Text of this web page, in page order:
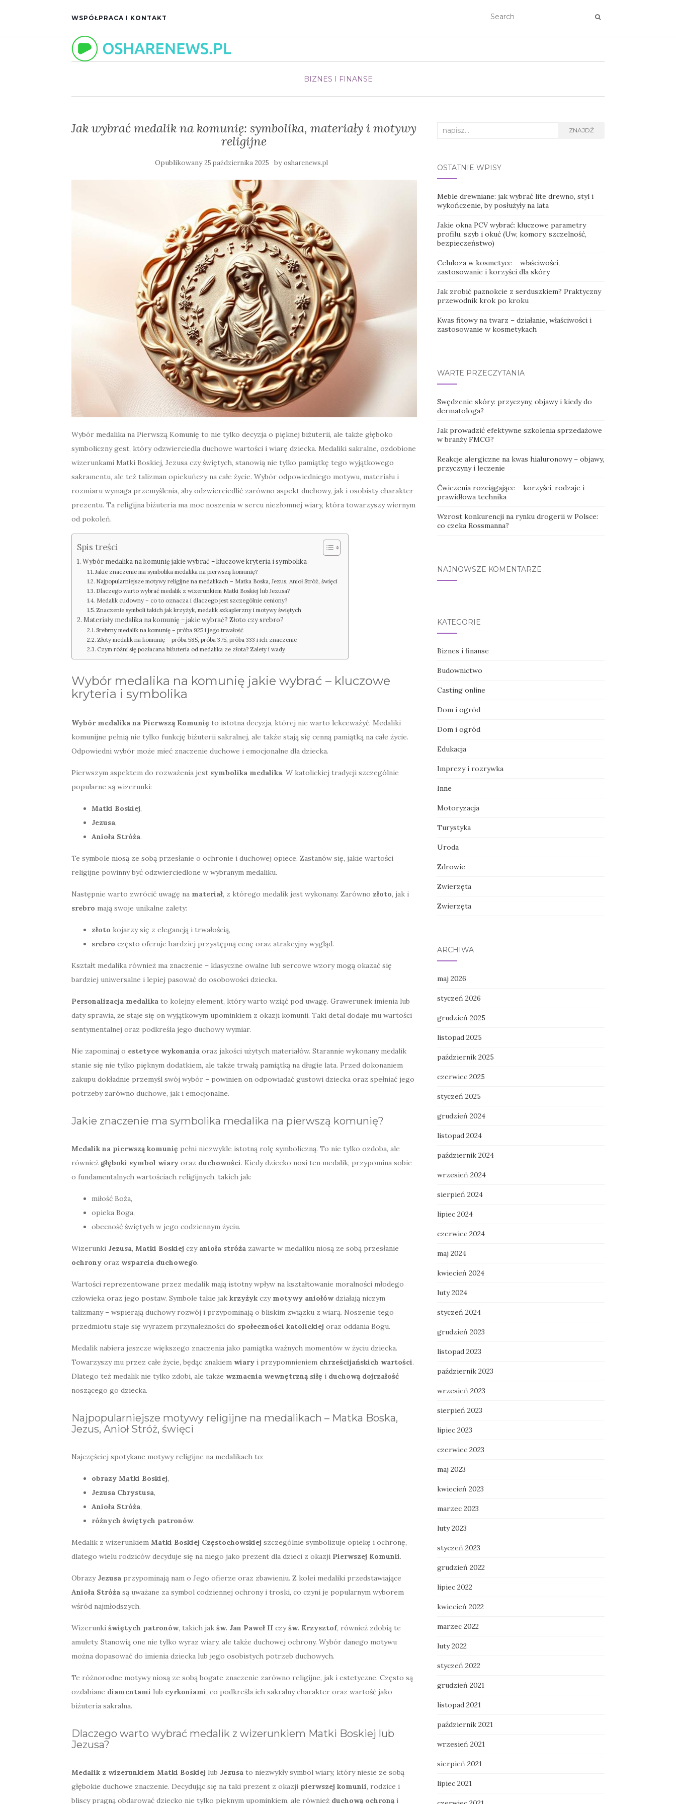
WSPÓŁPRACA I KONTAKT
BIZNES I FINANSE
Jak wybrać medalik na komunię: symbolika, materiały i motywy
religijne
Opublikowany25 października 2025 byosharenews.pl
Wybór medalika na Pierwszą Komunię to nie tylko decyzja o pięknej biżuterii, ale także głęboko
symboliczny gest, który odzwierciedla duchowe wartości i wiarę dziecka. Medaliki sakralne, ozdobione
wizerunkami Matki Boskiej, Jezusa czy świętych, stanowią nie tylko pamiątkę tego wyjątkowego
sakramentu, ale też talizman opiekuńczy na całe życie. Wybór odpowiedniego motywu, materiału i
rozmiaru wymaga przemyślenia, aby odzwierciedlić zarówno aspekt duchowy, jak i osobisty charakter
prezentu. Ta religijna biżuteria ma moc noszenia w sercu niezłomnej wiary, która towarzyszy wiernym
od pokoleń.
Spis treści
Wybór medalika na komunię jakie wybrać – kluczowe kryteria i symbolika
Jakie znaczenie ma symbolika medalika na pierwszą komunię?
Najpopularniejsze motywy religijne na medalikach – Matka Boska, Jezus, Anioł Stróż, święci
Dlaczego warto wybrać medalik z wizerunkiem Matki Boskiej lub Jezusa?
Medalik cudowny – co to oznacza i dlaczego jest szczególnie ceniony?
Znaczenie symboli takich jak krzyżyk, medalik szkaplerzny i motywy świętych
Materiały medalika na komunię – jakie wybrać? Złoto czy srebro?
Srebrny medalik na komunię – próba 925 i jego trwałość
Złoty medalik na komunię – próba 585, próba 375, próba 333 i ich znaczenie
Czym różni się pozłacana biżuteria od medalika ze złota? Zalety i wady
Wybór medalika na komunię jakie wybrać – kluczowe
kryteria i symbolika
Wybór medalika na Pierwszą Komunię to istotna decyzja, której nie warto lekceważyć. Medaliki
komunijne pełnią nie tylko funkcję biżuterii sakralnej, ale także stają się cenną pamiątką na całe życie.
Odpowiedni wybór może mieć znaczenie duchowe i emocjonalne dla dziecka.
Pierwszym aspektem do rozważenia jest symbolika medalika. W katolickiej tradycji szczególnie
popularne są wizerunki:
Matki Boskiej,
Jezusa,
Anioła Stróża.
Te symbole niosą ze sobą przesłanie o ochronie i duchowej opiece. Zastanów się, jakie wartości
religijne powinny być odzwierciedlone w wybranym medaliku.
Następnie warto zwrócić uwagę na materiał, z którego medalik jest wykonany. Zarówno złoto, jak i
srebro mają swoje unikalne zalety:
złoto kojarzy się z elegancją i trwałością,
srebro często oferuje bardziej przystępną cenę oraz atrakcyjny wygląd.
Kształt medalika również ma znaczenie – klasyczne owalne lub sercowe wzory mogą okazać się
bardziej uniwersalne i lepiej pasować do osobowości dziecka.
Personalizacja medalika to kolejny element, który warto wziąć pod uwagę. Grawerunek imienia lub
daty sprawia, że staje się on wyjątkowym upominkiem z okazji komunii. Taki detal dodaje mu wartości
sentymentalnej oraz podkreśla jego duchowy wymiar.
Nie zapominaj o estetyce wykonania oraz jakości użytych materiałów. Starannie wykonany medalik
stanie się nie tylko pięknym dodatkiem, ale także trwałą pamiątką na długie lata. Przed dokonaniem
zakupu dokładnie przemyśl swój wybór – powinien on odpowiadać gustowi dziecka oraz spełniać jego
potrzeby zarówno duchowe, jak i emocjonalne.
Jakie znaczenie ma symbolika medalika na pierwszą komunię?
Medalik na pierwszą komunię pełni niezwykle istotną rolę symboliczną. To nie tylko ozdoba, ale
również głęboki symbol wiary oraz duchowości. Kiedy dziecko nosi ten medalik, przypomina sobie
o fundamentalnych wartościach religijnych, takich jak:
miłość Boża,
opieka Boga,
obecność świętych w jego codziennym życiu.
Wizerunki Jezusa, Matki Boskiej czy anioła stróża zawarte w medaliku niosą ze sobą przesłanie
ochrony oraz wsparcia duchowego.
Wartości reprezentowane przez medalik mają istotny wpływ na kształtowanie moralności młodego
człowieka oraz jego postaw. Symbole takie jak krzyżyk czy motywy aniołów działają niczym
talizmany – wspierają duchowy rozwój i przypominają o bliskim związku z wiarą. Noszenie tego
przedmiotu staje się wyrazem przynależności do społeczności katolickiej oraz oddania Bogu.
Medalik nabiera jeszcze większego znaczenia jako pamiątka ważnych momentów w życiu dziecka.
Towarzyszy mu przez całe życie, będąc znakiem wiary i przypomnieniem chrześcijańskich wartości.
Dlatego też medalik nie tylko zdobi, ale także wzmacnia wewnętrzną siłę i duchową dojrzałość
noszącego go dziecka.
Najpopularniejsze motywy religijne na medalikach – Matka Boska,
Jezus, Anioł Stróż, święci
Najczęściej spotykane motywy religijne na medalikach to:
obrazy Matki Boskiej,
Jezusa Chrystusa,
Anioła Stróża,
różnych świętych patronów.
Medalik z wizerunkiem Matki Boskiej Częstochowskiej szczególnie symbolizuje opiekę i ochronę,
dlatego wielu rodziców decyduje się na niego jako prezent dla dzieci z okazji Pierwszej Komunii.
Obrazy Jezusa przypominają nam o Jego ofierze oraz zbawieniu. Z kolei medaliki przedstawiające
Anioła Stróża są uważane za symbol codziennej ochrony i troski, co czyni je popularnym wyborem
wśród najmłodszych.
Wizerunki świętych patronów, takich jak św. Jan Paweł II czyśw. Krzysztof, również zdobią te
amulety. Stanowią one nie tylko wyraz wiary, ale także duchowej ochrony. Wybór danego motywu
można dopasować do imienia dziecka lub jego osobistych potrzeb duchowych.
Te różnorodne motywy niosą ze sobą bogate znaczenie zarówno religijne, jak i estetyczne. Często są
ozdabiane diamentami lub cyrkoniami, co podkreśla ich sakralny charakter oraz wartość jako
biżuteria sakralna.
Dlaczego warto wybrać medalik z wizerunkiem Matki Boskiej lub
Jezusa?
Medalik z wizerunkiem Matki Boskiej lub Jezusa to niezwykły symbol wiary, który niesie ze sobą
głębokie duchowe znaczenie. Decydując się na taki prezent z okazji pierwszej komunii, rodzice i
bliscy pragną obdarować dziecko nie tylko pięknym upominkiem, ale również duchową ochroną i
Search
ZNAJDŹ
OSTATNIE WPISY
Meble drewniane: jak wybrać lite drewno, styl i
wykończenie, by posłużyły na lata
Jakie okna PCV wybrać: kluczowe parametry
profilu, szyb i okuć (Uw, komory, szczelność,
bezpieczeństwo)
Celuloza w kosmetyce – właściwości,
zastosowanie i korzyści dla skóry
Jak zrobić paznokcie z serduszkiem? Praktyczny
przewodnik krok po kroku
Kwas fitowy na twarz – działanie, właściwości i
zastosowanie w kosmetykach
WARTE PRZECZYTANIA
Swędzenie skóry: przyczyny, objawy i kiedy do
dermatologa?
Jak prowadzić efektywne szkolenia sprzedażowe
w branży FMCG?
Reakcje alergiczne na kwas hialuronowy – objawy,
przyczyny i leczenie
Ćwiczenia rozciągające – korzyści, rodzaje i
prawidłowa technika
Wzrost konkurencji na rynku drogerii w Polsce:
co czeka Rossmanna?
NAJNOWSZE KOMENTARZE
KATEGORIE
Biznes i finanse
Budownictwo
Casting online
Dom i ogród
Dom i ogród
Edukacja
Imprezy i rozrywka
Inne
Motoryzacja
Turystyka
Uroda
Zdrowie
Zwierzęta
Zwierzęta
ARCHIWA
maj 2026
styczeń 2026
grudzień 2025
listopad 2025
październik 2025
czerwiec 2025
styczeń 2025
grudzień 2024
listopad 2024
październik 2024
wrzesień 2024
sierpień 2024
lipiec 2024
czerwiec 2024
maj 2024
kwiecień 2024
luty 2024
styczeń 2024
grudzień 2023
listopad 2023
październik 2023
wrzesień 2023
sierpień 2023
lipiec 2023
czerwiec 2023
maj 2023
kwiecień 2023
marzec 2023
luty 2023
styczeń 2023
grudzień 2022
lipiec 2022
kwiecień 2022
marzec 2022
luty 2022
styczeń 2022
grudzień 2021
listopad 2021
październik 2021
wrzesień 2021
sierpień 2021
lipiec 2021